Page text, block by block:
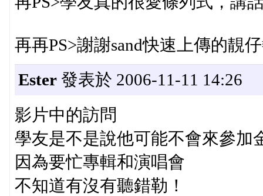
再再PS>謝謝sand快速上傳的靚
Ester發表於 2006-11-11 14:26
影片中的訪問
學友是不是說他可能不會來參加
因為要忙專輯和演唱會
不知道有沒有聽錯勒！